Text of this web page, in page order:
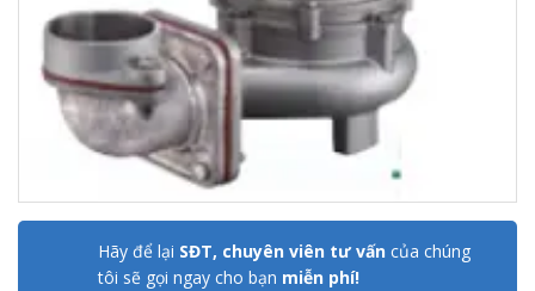
Hãy để lại SĐT, chuyên viên tư vấn của chúng
tôi sẽ gọi ngay cho bạn miễn phí!